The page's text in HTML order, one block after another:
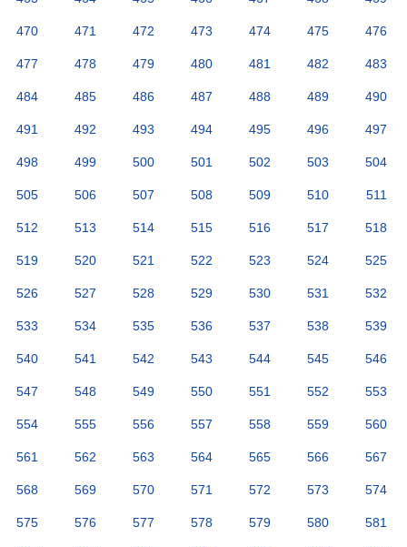
470 471 472 473 474 475 476
477 478 479 480 481 482 483
484 485 486 487 488 489 490
491 492 493 494 495 496 497
498 499 500 501 502 503 504
505 506 507 508 509 510 511
512 513 514 515 516 517 518
519 520 521 522 523 524 525
526 527 528 529 530 531 532
533 534 535 536 537 538 539
540 541 542 543 544 545 546
547 548 549 550 551 552 553
554 555 556 557 558 559 560
561 562 563 564 565 566 567
568 569 570 571 572 573 574
575 576 577 578 579 580 581